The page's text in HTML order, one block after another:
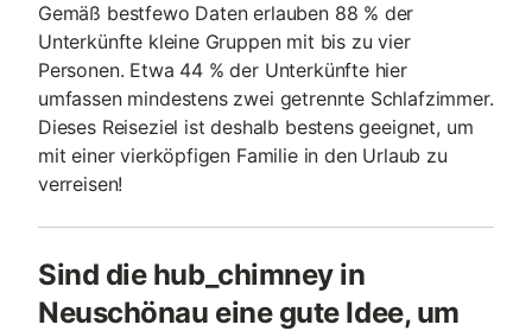
Gemäß bestfewo Daten erlauben 88 % der
Unterkünfte kleine Gruppen mit bis zu vier
Personen. Etwa 44 % der Unterkünfte hier
umfassen mindestens zwei getrennte Schlafzimmer.
Dieses Reiseziel ist deshalb bestens geeignet, um
mit einer vierköpfigen Familie in den Urlaub zu
verreisen!
Sind die hub_chimney in
Neuschönau eine gute Idee, um